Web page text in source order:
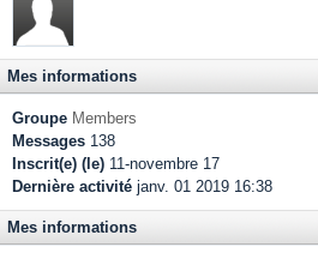
Mes informations
Groupe Members
Messages 138
Inscrit(e) (le) 11-novembre 17
Dernière activité janv. 01 2019 16:38
Mes informations